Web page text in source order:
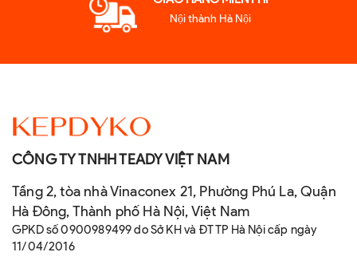
Nội thành Hà Nội
CÔNG TY TNHH TEADY VIỆT NAM
Tầng 2, tòa nhà Vinaconex 21, Phường Phú La, Quận
Hà Đông, Thành phố Hà Nội, Việt Nam
GPKD số 0900989499 do Sở KH và ĐT TP Hà Nội cấp ngày
11/04/2016